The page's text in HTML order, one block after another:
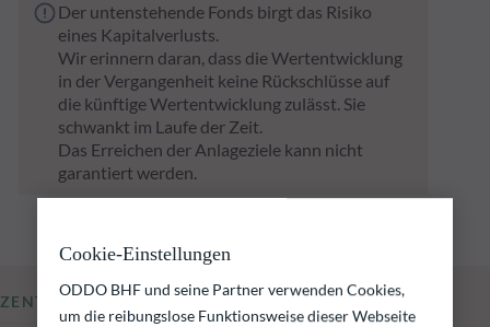
Der untenstehende Fonds birgt das Risiko
eines Kapitalverlusts.
Wir erinnern daran, dass die Wertentwicklung
in der Vergangenheit keine Rückschlüsse auf
die künftige Wertentwicklung zulässt. Sie
schwankt im Laufe der Zeit.
Das Erreichen der Anlageziele kann nicht
garantiert werden.
ZENTRALE KENNZAHLEN
Cookie-Einstellungen
ODDO BHF und seine Partner verwenden Cookies,
um die reibungslose Funktionsweise dieser Webseite